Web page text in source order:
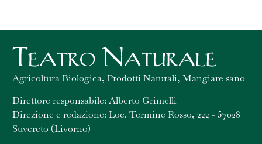
Agricoltura Biologica, Prodotti Naturali, Mangiare sano
Direttore responsabile: Alberto Grimelli
Direzione e redazione: Loc. Termine Rosso, 222 - 57028
Suvereto (Livorno)